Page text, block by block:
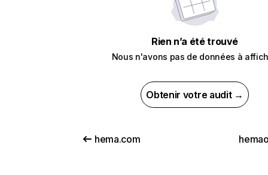
Rien n’a été trouvé
Nous n'avons pas de données à
Obtenir votre audit →
hema.com